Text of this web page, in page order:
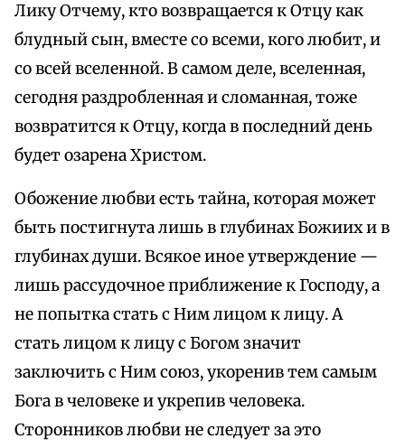
Лику Отчему, кто возвращается к Отцу как
блудный сын, вместе со всеми, кого любит, и
со всей вселенной. В самом деле, вселенная,
сегодня раздробленная и сломанная, тоже
возвратится к Отцу, когда в последний день
будет озарена Христом.
Обожение любви есть тайна, которая может
быть постигнута лишь в глубинах Божиих и в
глубинах души. Всякое иное утверждение —
лишь рассудочное приближение к Господу, а
не попытка стать с Ним лицом к лицу. А
стать лицом к лицу с Богом значит
заключить с Ним союз, укоренив тем самым
Бога в человеке и укрепив человека.
Сторонников любви не следует за это